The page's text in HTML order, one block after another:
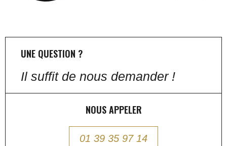
UNE QUESTION ?
Il suffit de nous demander !
NOUS APPELER
01 39 35 97 14